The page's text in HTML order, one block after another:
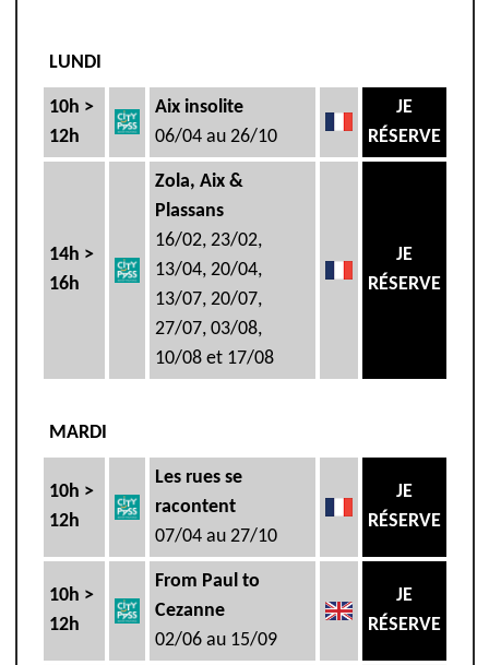
LUNDI
10h >
12h
Aix insolite
06/04 au 26/10
JE
RÉSERVE
14h >
16h
Zola, Aix &
Plassans
16/02, 23/02,
13/04, 20/04,
13/07, 20/07,
27/07, 03/08,
10/08 et 17/08
JE
RÉSERVE
MARDI
10h >
12h
Les rues se
racontent
07/04 au 27/10
JE
RÉSERVE
10h >
12h
From Paul to
Cezanne
02/06 au 15/09
JE
RÉSERVE